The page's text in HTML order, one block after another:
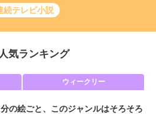
続テレビ小説
人気ランキング
ウィークリー
分の絵ごと、このジャンルはそろそろ